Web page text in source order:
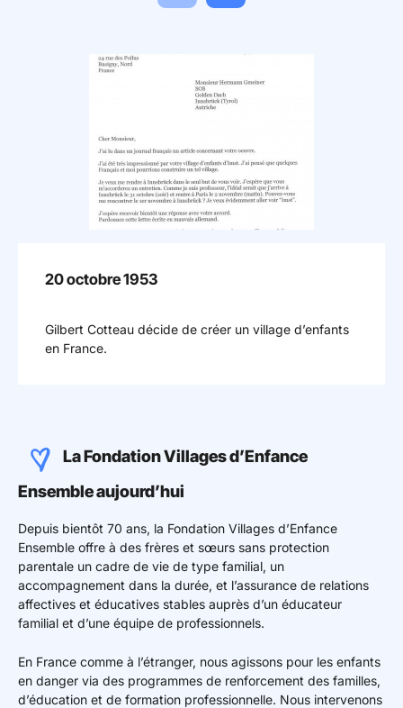
Actualité précédente
Actualité suivante
20 octobre 1953
octobre 1953
Gilbert Cotteau décide de créer un village d’enfants
en France.
La Fondation Villages d’Enfance
Ensemble aujourd’hui
Depuis bientôt 70 ans, la Fondation Villages d’Enfance
Ensemble offre à des frères et sœurs sans protection
parentale un cadre de vie de type familial, un
accompagnement dans la durée, et l’assurance de relations
affectives et éducatives stables auprès d’un éducateur
familial et d’une équipe de professionnels.
En France comme à l’étranger, nous agissons pour les enfants
en danger via des programmes de renforcement des familles,
d’éducation et de formation professionnelle. Nous intervenons